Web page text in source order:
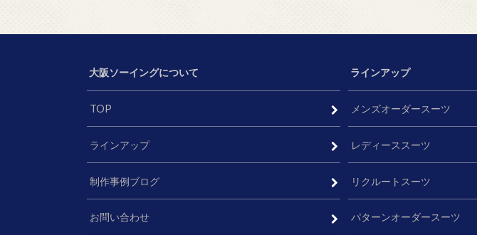
大阪ソーイングについて
TOP
ラインアップ
制作事例ブログ
お問い合わせ
ラインアップ
メンズオーダースーツ
レディーススーツ
リクルートスーツ
パターンオーダースーツ